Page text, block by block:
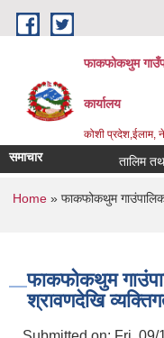
Skip to main content
फाकफोकथुम
कार्यालय
कोशी प्रदेश,ईलाम,
समाचार तालिम तथा
You are here
Home » फाकफोकथुम
फाकफोकथुम
श्रावणदेखि